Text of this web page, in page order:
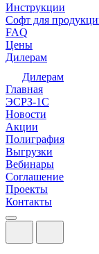
Инструкции
Софт для
FAQ
Цены
Дилерам
Дилерам
Главная
ЭСРЗ-1С
Новости
Акции
Полиграфия
Выгрузки
Вебинары
Соглашение
Проекты
Контакты